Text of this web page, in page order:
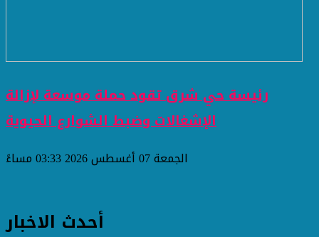
رئيسة حي شرق تقود حملة موسعة لإزالة
الإشغالات وضبط الشوارع الحيوية
الجمعة 07 أغسطس 2026 03:33 مساءً
أحدث الاخبار